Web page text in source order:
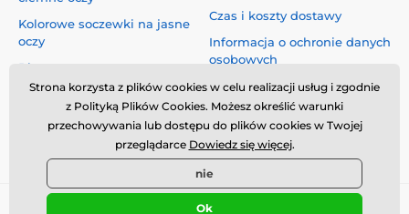
Kolorowe soczewki na jasne
oczy
Blog
Czas i koszty dostawy
Informacja o ochronie danych
osobowych
Reklamacje i Odstąpienie od
Umowy
Bezpieczeństwo i jakość bez
kompromisów
© 2026 www.luciferlenses.pl ⦁ Utworzono e-sklep
Strona korzysta z plików cookies w celu realizacji usług i zgodnie
z Polityką Plików Cookies. Możesz określić warunki
przechowywania lub dostępu do plików cookies w Twojej
przeglądarce Dowiedz się więcej.
nie
Ok